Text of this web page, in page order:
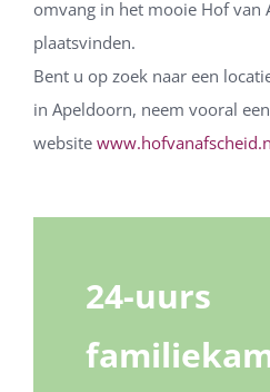
omvang in het mooie Hof van
plaatsvinden.
Bent u op zoek naar een
in Apeldoorn, neem vooral
website
24-uurs